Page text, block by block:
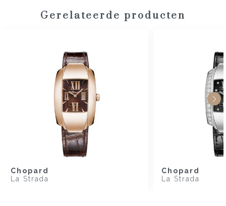
Gerelateerde producten
Chopard
La Strada
Chopard
La Strada